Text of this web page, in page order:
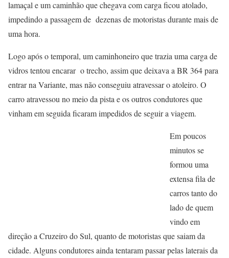
lamaçal e um caminhão que chegava com carga ficou atolado,
impedindo a passagem de dezenas de motoristas durante mais de
uma hora.
Logo após o temporal, um caminhoneiro que trazia uma carga de
vidros tentou encarar o trecho, assim que deixava a BR 364 para
entrar na Variante, mas não conseguiu atravessar o atoleiro. O
carro atravessou no meio da pista e os outros condutores que
vinham em seguida ficaram impedidos de seguir a viagem.
Em poucos
minutos se
formou uma
extensa fila de
carros tanto do
lado de quem
vindo em
direção a Cruzeiro do Sul, quanto de motoristas que saiam da
cidade. Alguns condutores ainda tentaram passar pelas laterais da